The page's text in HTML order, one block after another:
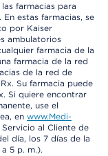
farmacias para
estas farmacias, se
por Kaiser
ambulatorios
farmacia de la
farmacia de la red
de la red de
Su farmacia puede
Si quiere encontrar
use el
en www.Medi-
al Cliente de
día, los 7 días de la
5 p. m.).